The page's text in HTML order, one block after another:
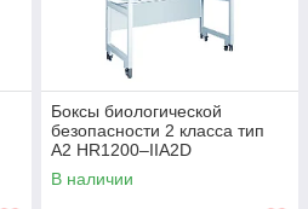
Боксы биологической
безопасности 2 класса тип
А2 HR1200–IIA2D
В наличии